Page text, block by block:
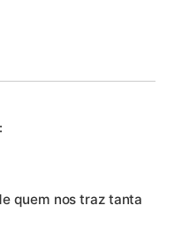
quem nos traz tanta